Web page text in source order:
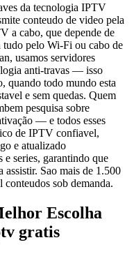
da tecnologia IPTV
conteudo de video pela
a cabo, que depende de
tudo pelo Wi-Fi ou cabo de
usamos servidores
anti-travas — isso
quando todo mundo esta
e sem quedas. Quem
pesquisa sobre
— e todos esses
de IPTV confiavel,
e atualizado
e series, garantindo que
assistir. Sao mais de 1.500
sob demanda.
Escolha
gratis